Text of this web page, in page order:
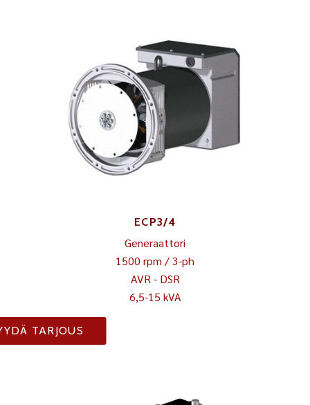
ECP3/4
Generaattori
1500 rpm / 3-ph
AVR - DSR
6,5-15 kVA
TARJOUS